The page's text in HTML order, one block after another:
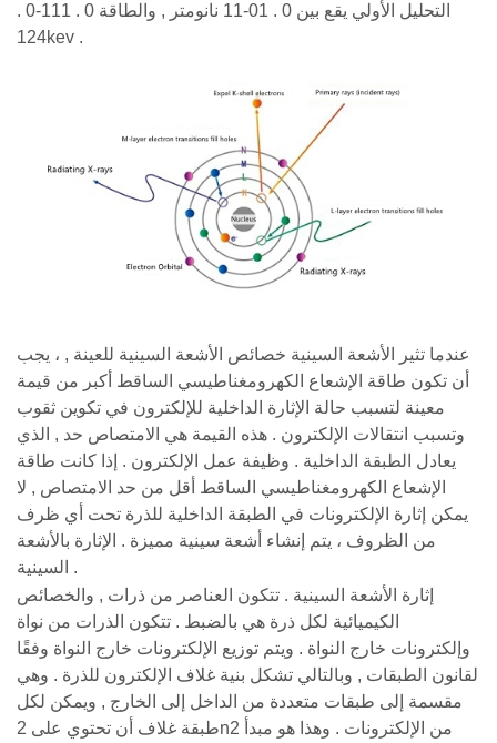
التحليل الأولي يقع بين 0 . 01-11 نانومتر , والطاقة 0 . 111-0 .
124kev .
عندما تثير الأشعة السينية خصائص الأشعة السينية للعينة , ، يجب
أن تكون طاقة الإشعاع الكهرومغناطيسي الساقط أكبر من قيمة
معينة لتسبب حالة الإثارة الداخلية للإلكترون في تكوين ثقوب
وتسبب انتقالات الإلكترون . هذه القيمة هي الامتصاص حد , الذي
يعادل الطبقة الداخلية . وظيفة عمل الإلكترون . إذا كانت طاقة
الإشعاع الكهرومغناطيسي الساقط أقل من حد الامتصاص , لا
يمكن إثارة الإلكترونات في الطبقة الداخلية للذرة تحت أي ظرف
من الظروف ، يتم إنشاء أشعة سينية مميزة . الإثارة بالأشعة
السينية .
إثارة الأشعة السينية . تتكون العناصر من ذرات , والخصائص
الكيميائية لكل ذرة هي بالضبط . تتكون الذرات من نواة
وإلكترونات خارج النواة . ويتم توزيع الإلكترونات خارج النواة وفقًا
لقانون الطبقات , وبالتالي تشكل بنية غلاف الإلكترون للذرة . وهي
مقسمة إلى طبقات متعددة من الداخل إلى الخارج , ويمكن لكل
طبقة غلاف أن تحتوي على 2n2 من الإلكترونات . وهذا هو مبدأ